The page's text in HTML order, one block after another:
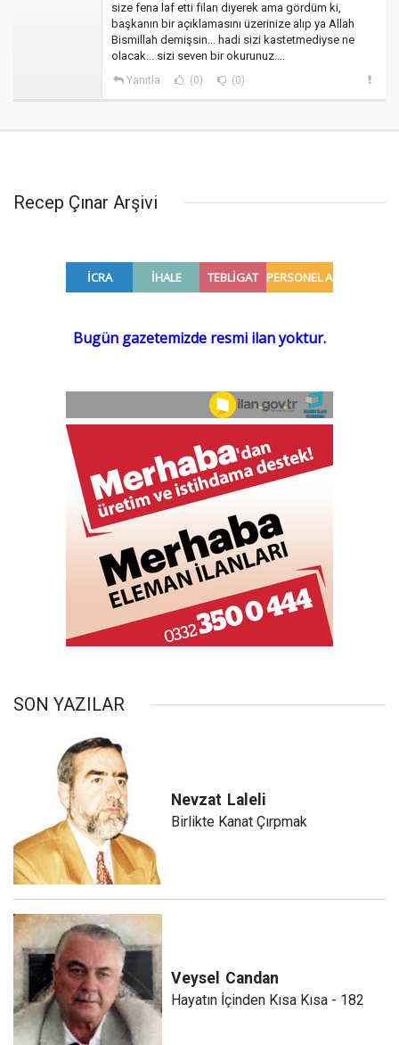
size fena laf etti filan diyerek ama gördüm ki,
başkanın bir açıklamasını üzerinize alıp ya Allah
Bismillah demişsin... hadi sizi kastetmediyse ne
olacak... sizi seven bir okurunuz....
Yanıtla (0) (0)
Recep Çınar Arşivi
SON YAZILAR
Nevzat Laleli
Birlikte Kanat Çırpmak
Veysel Candan
Hayatın İçinden Kısa Kısa - 182